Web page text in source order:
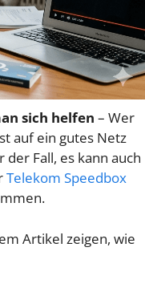
sich helfen – Wer
auf ein gutes Netz
Fall, es kann auch
Telekom Speedbox
Artikel zeigen, wie